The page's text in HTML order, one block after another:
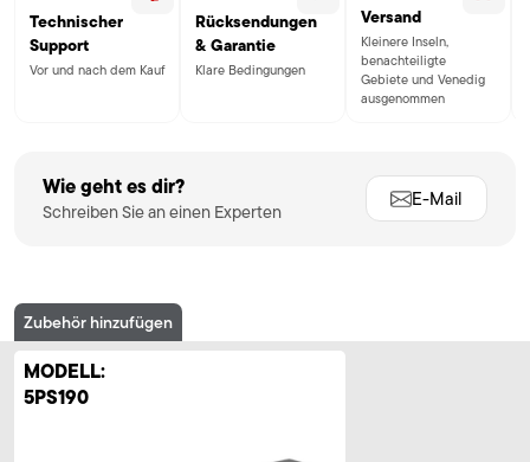
Technischer
Support
Vor und nach dem Kauf
Rücksendungen
& Garantie
Klare Bedingungen
Versand
Kleinere Inseln,
benachteiligte
Gebiete und Venedig
ausgenommen
Wie geht es dir?
Schreiben Sie an einen Experten
E-Mail
Zubehör hinzufügen
MODELL:
5PS190